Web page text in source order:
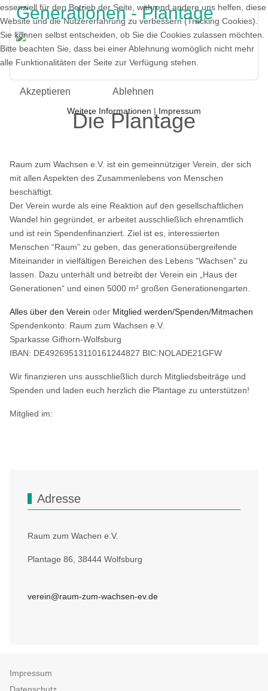
Generationen - Plantage
Zurück
Die Plantage
Raum zum Wachsen e.V. ist ein gemeinnütziger Verein, der sich
mit allen Aspekten des Zusammenlebens von Menschen
beschäftigt.
Der Verein wurde als eine Reaktion auf den gesellschaftlichen
Wandel hin gegründet, er arbeitet ausschließlich ehrenamtlich
und ist rein Spendenfinanziert. Ziel ist es, interessierten
Menschen “Raum” zu geben, das generationsübergreifende
Miteinander in vielfältigen Bereichen des Lebens “Wachsen” zu
lassen. Dazu unterhält und betreibt der Verein ein „Haus der
Generationen“ und einen 5000 m² großen Generationengarten.
Alles über den Verein oder Mitglied werden/Spenden/Mitmachen
Spendenkonto: Raum zum Wachsen e.V.
Sparkasse Gifhorn-Wolfsburg
IBAN: DE49269513110161244827 BIC:NOLADE21GFW
Wir finanzieren uns ausschließlich durch Mitgliedsbeiträge und
Spenden und laden euch herzlich die Plantage zu unterstützen!
Mitglied im:
Adresse
Raum zum Wachen e.V.
Plantage 86, 38444 Wolfsburg
verein@raum-zum-wachsen-ev.de
Impressum
Datenschutz
essenziell für den Betrieb der Seite, während andere uns helfen, diese
Website und die Nutzererfahrung zu verbessern (Tracking Cookies).
Sie können selbst entscheiden, ob Sie die Cookies zulassen möchten.
Bitte beachten Sie, dass bei einer Ablehnung womöglich nicht mehr
alle Funktionalitäten der Seite zur Verfügung stehen.
Akzeptieren Ablehnen
Weitere Informationen | Impressum